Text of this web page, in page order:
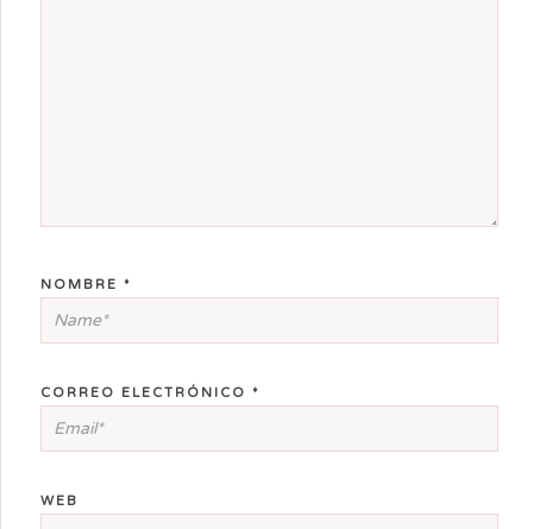
NOMBRE *
CORREO ELECTRÓNICO *
WEB